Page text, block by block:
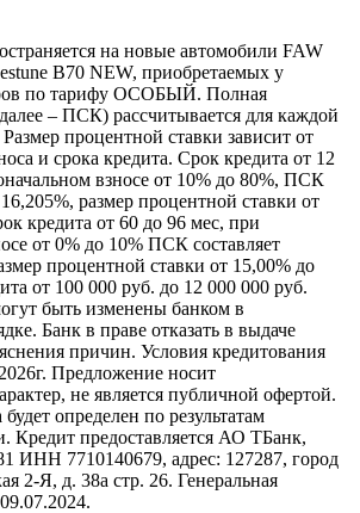
на новые автомобили FAW
В70 NEW, приобретаемых у
по тарифу ОСОБЫЙ. Полная
– ПСК) рассчитывается для каждой
процентной ставки зависит от
и срока кредита. Срок кредита от 12
взносе от 10% до 80%, ПСК
размер процентной ставки от
кредита от 60 до 96 мес, при
от 0% до 10% ПСК составляет
процентной ставки от 15,00% до
от 100 000 руб. до 12 000 000 руб.
быть изменены банком в
Банк в праве отказать в выдаче
причин. Условия кредитования
Предложение носит
не является публичной офертой.
определен по результатам
Кредит предоставляется АО ТБанк,
ИНН 7710140679, адрес: 127287, город
2-Я, д. 38а стр. 26. Генеральная